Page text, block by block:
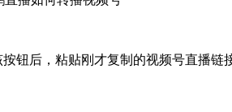
钮后，粘贴刚才复制的视频号直播链